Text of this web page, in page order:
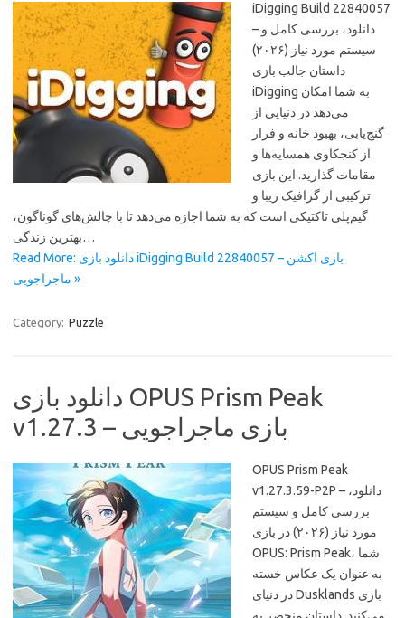
iDigging Build 22840057
– دانلود، بررسی کامل و
سیستم مورد نیاز (۲۰۲۶)
داستان جالب بازی
iDigging به شما امکان
می‌دهد در دنیایی از
گنج‌یابی، بهبود خانه و فرار
از کنجکاوی همسایه‌ها و
مقامات گذارید. این بازی
ترکیبی از گرافیک زیبا و
گیم‌پلی تاکتیکی است که به شما اجازه می‌دهد تا با چالش‌های گوناگون،
بهترین زندگی…
Read More: دانلود بازی iDigging Build 22840057 – بازی اکشن
ماجراجویی »
Category: Puzzle
دانلود بازی OPUS Prism Peak
v1.27.3 – بازی ماجراجویی
OPUS Prism Peak
v1.27.3.59-P2P – دانلود،
بررسی کامل و سیستم
مورد نیاز (۲۰۲۶) در بازی
OPUS: Prism Peak، شما
به عنوان یک عکاس خسته
در دنیای Dusklands بازی